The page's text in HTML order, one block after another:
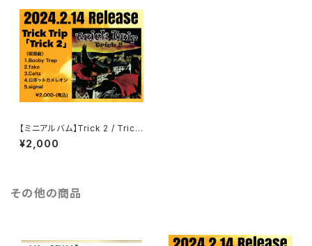
【ミニアルバム】Trick 2 / Trick
Trip
¥2,000
その他の商品